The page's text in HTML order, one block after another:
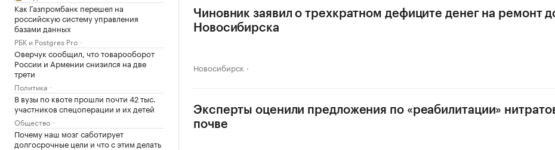
Как Газпромбанк перешел на
российскую систему управления
базами данных
РБК и Postgres Pro
Оверчук сообщил, что товарооборот
России и Армении снизился на две
трети
Политика
В вузы по квоте прошли почти 42 тыс.
участников спецоперации и их детей
Общество
Почему наш мозг саботирует
долгосрочные цели и что с этим делать
Чиновник заявил о трехкратном дефиците денег на ремонт
Новосибирска
Новосибирск
Эксперты оценили предложения по «реабилитации»
почве